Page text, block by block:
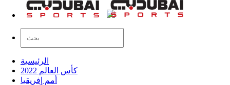
الرئيسية
كأس العالم 2022
أمم إفريقيا